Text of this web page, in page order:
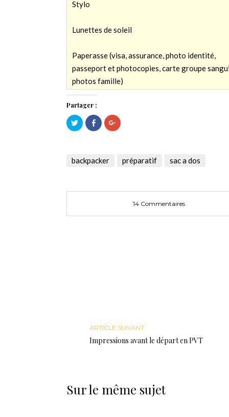
Stylo
Lunettes de soleil
Paperasse (visa, assurance, photo identité,
passeport et photocopies, carte groupe
photos famille)
Partager :
Cliquez
pour
partager
une
nouvelle
Cliquez
pour
partager
une
nouvelle
Cliquez
pour
dans
une
backpacker préparatif sac a dos
14 Commentaires
ARTICLE SUIVANT
Impressions avant le départ en PVT
Sur le même sujet